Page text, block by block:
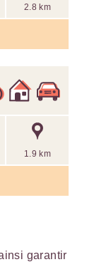
2.8 km
1.9 km
garantir